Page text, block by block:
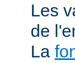
Les
de
La